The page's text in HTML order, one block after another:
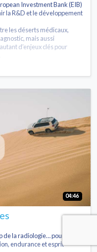
Investment Bank (EIB)
la R&D et le développement
les déserts médicaux,
mais aussi
d’enjeux clés pour
04:46
de la radiologie… pour
endurance et esprit